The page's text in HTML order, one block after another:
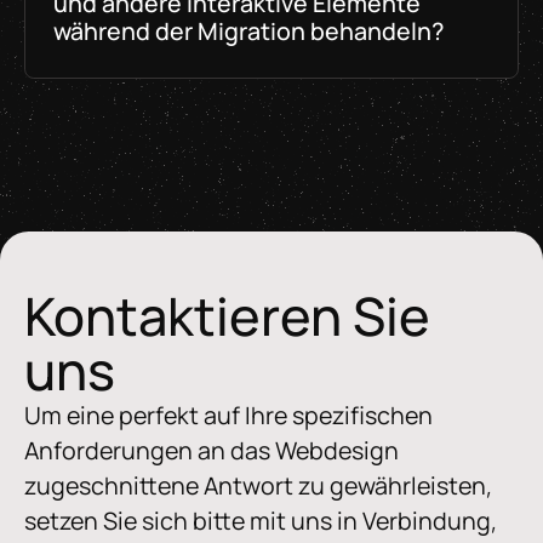
während der Migration behandeln?
der neuen Plattform sorgfältig neu erstellt, um
sicherzustellen, dass sie wie vorgesehen
funktionieren und mit allen erforderlichen
Backend-Systemen oder E-Mail-Diensten
integriert werden.
Kontaktieren Sie
uns
Um eine perfekt auf Ihre spezifischen
Anforderungen an das Webdesign
zugeschnittene Antwort zu gewährleisten,
setzen Sie sich bitte mit uns in Verbindung,